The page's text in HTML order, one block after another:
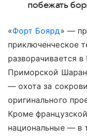
побежать
«Форт Боярд» —
приключенческое
разворачивается
Приморской
— охота за
оригинального
Кроме
национальные — в